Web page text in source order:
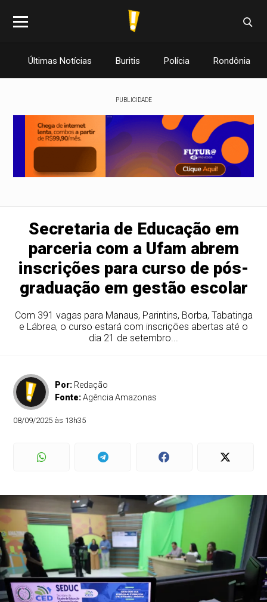
Últimas Notícias Buritis Polícia Rondônia
PUBLICIDADE
Secretaria de Educação em
parceria com a Ufam abrem
inscrições para curso de pós-
graduação em gestão escolar
Com 391 vagas para Manaus, Parintins, Borba, Tabatinga
e Lábrea, o curso estará com inscrições abertas até o
dia 21 de setembro...
Por: Redação
Fonte:Agência Amazonas
08/09/2025 às 13h35